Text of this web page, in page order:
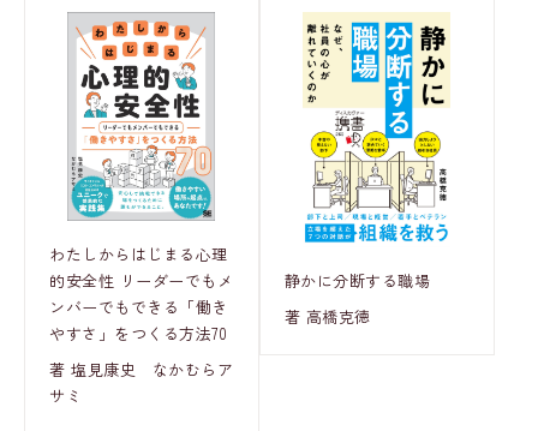
わたしからはじまる心理
的安全性 リーダーでもメ
ンバーでもできる「働き
やすさ」をつくる方法70
著 塩見康史 なかむらア
サミ
静かに分断する職場
著 高橋克徳